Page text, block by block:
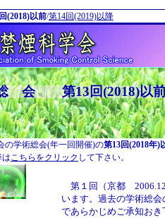
(2018)以前/第14回(2019)以降
会 第13回(2018)以
学術総会(年一回開催)の第13回(2018年)
こちらをクリック して下さい。
第１回（京都 2006.12
います。過去の学術総
であらかじめご承知おき